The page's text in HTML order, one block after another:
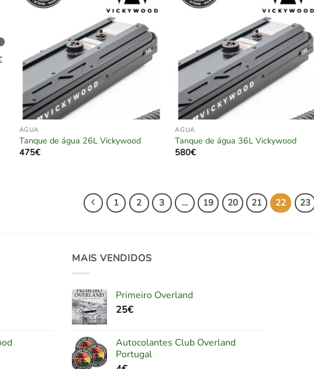
ÁGUA
Tanque de água 26L Vickywood
475€
ÁGUA
Tanque de água 36L Vickywood
580€
1 2 3 … 19 20 21 22 23
MAIS VENDIDOS
Primeiro Overland
25€
Autocolantes Club Overland
Portugal